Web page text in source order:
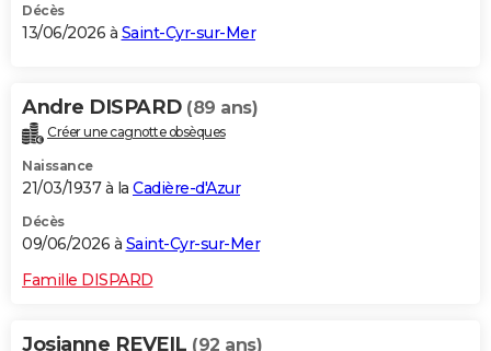
Décès
13/06/2026 à Saint-Cyr-sur-Mer
Andre DISPARD (89 ans)
Créer une cagnotte obsèques
Naissance
21/03/1937 à la Cadière-d'Azur
Décès
09/06/2026 à Saint-Cyr-sur-Mer
Famille DISPARD
Josianne REVEIL (92 ans)